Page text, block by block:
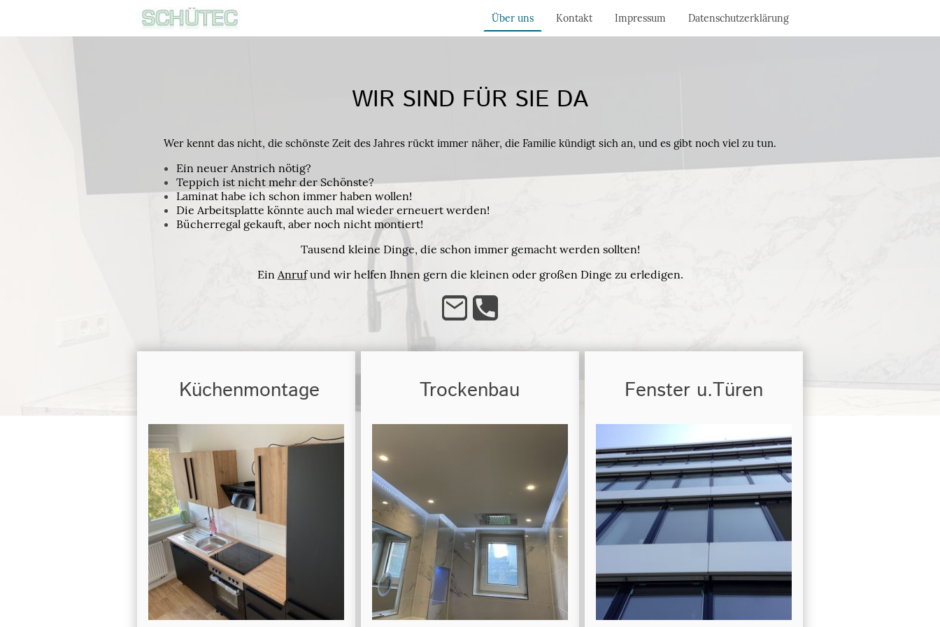
Über uns Kontakt Impressum Datenschutzerklärung
WIR SIND FÜR SIE DA
Wer kennt das nicht, die schönste Zeit des Jahres rückt immer näher, die Familie kündigt sich an, und es gibt noch viel zu tun.
Ein neuer Anstrich nötig?
Teppich ist nicht mehr der Schönste?
Laminat habe ich schon immer haben wollen!
Die Arbeitsplatte könnte auch mal wieder erneuert werden!
Bücherregal gekauft, aber noch nicht montiert!
Tausend kleine Dinge, die schon immer gemacht werden sollten!
Ein Anrufund wir helfen Ihnen gern die kleinen oder großen Dinge zu erledigen.
Küchenmontage Trockenbau Fenster u.Türen